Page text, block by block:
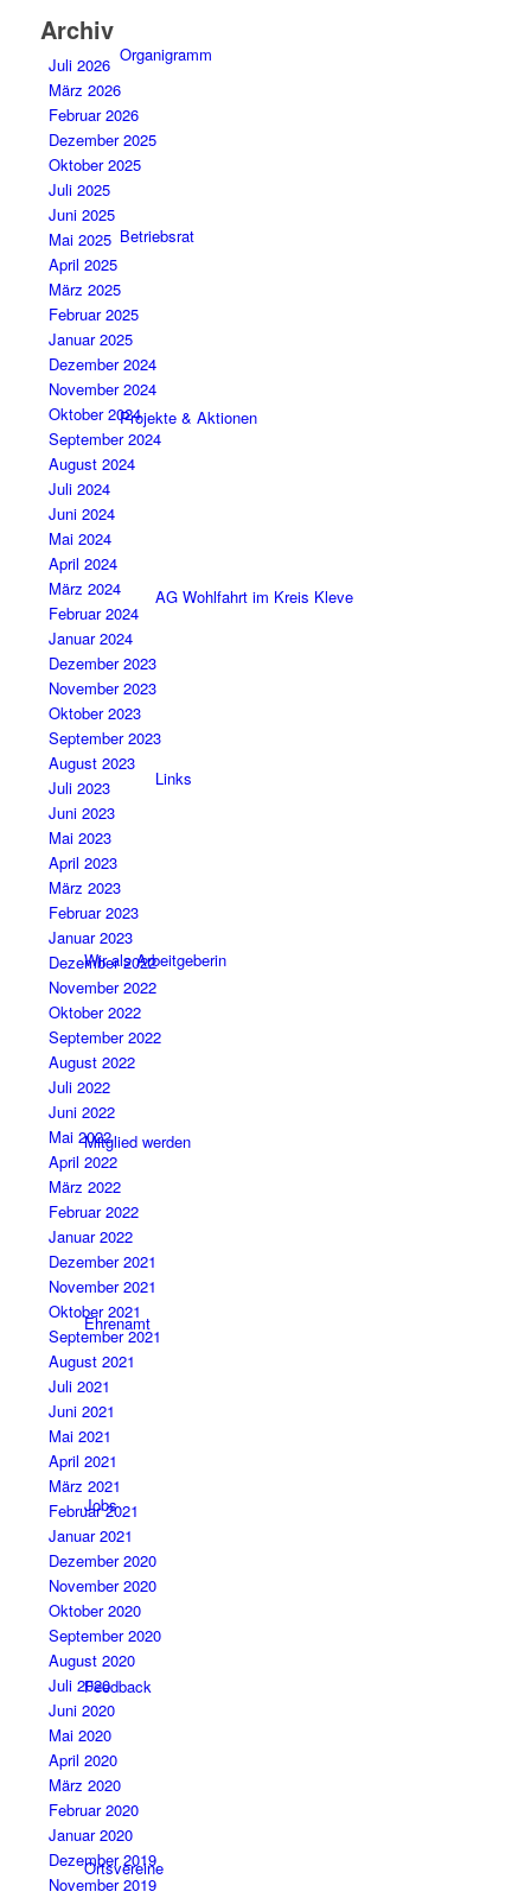
Organigramm
Betriebsrat
Projekte & Aktionen
AG Wohlfahrt im Kreis Kleve
Links
Wir als Arbeitgeberin
Mitglied werden
Ehrenamt
Jobs
Feedback
Ortsvereine
Archiv
Juli 2026
März 2026
Februar 2026
Dezember 2025
Oktober 2025
Juli 2025
Juni 2025
Mai 2025
April 2025
März 2025
Februar 2025
Januar 2025
Dezember 2024
November 2024
Oktober 2024
September 2024
August 2024
Juli 2024
Juni 2024
Mai 2024
April 2024
März 2024
Februar 2024
Januar 2024
Dezember 2023
November 2023
Oktober 2023
September 2023
August 2023
Juli 2023
Juni 2023
Mai 2023
April 2023
März 2023
Februar 2023
Januar 2023
Dezember 2022
November 2022
Oktober 2022
September 2022
August 2022
Juli 2022
Juni 2022
Mai 2022
April 2022
März 2022
Februar 2022
Januar 2022
Dezember 2021
November 2021
Oktober 2021
September 2021
August 2021
Juli 2021
Juni 2021
Mai 2021
April 2021
März 2021
Februar 2021
Januar 2021
Dezember 2020
November 2020
Oktober 2020
September 2020
August 2020
Juli 2020
Juni 2020
Mai 2020
April 2020
März 2020
Februar 2020
Januar 2020
Dezember 2019
November 2019